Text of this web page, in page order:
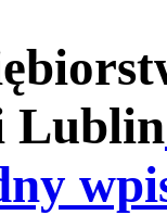
Lublin